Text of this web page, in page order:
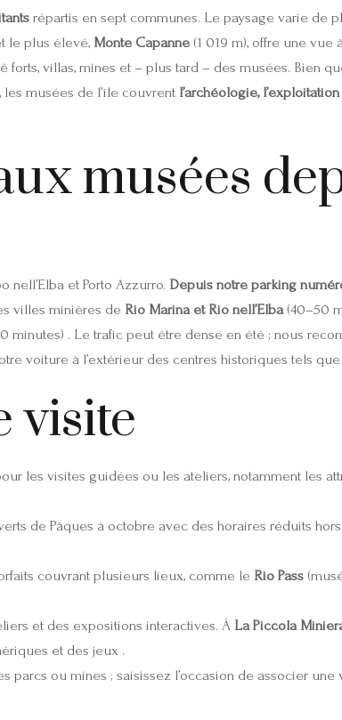
répartis en sept communes. Le paysage varie de
le plus élevé, Monte Capanne (1 019 m), offre une vue
forts, villas, mines et – plus tard – des musées. Bien
les musées de l’île couvrent l’archéologie,
musées
et Porto Azzurro. Depuis notre parking
villes minières de Rio Marina et Rio nell’Elba(40–50
minutes) . Le trafic peut être dense en été ; nous
voiture à l’extérieur des centres historiques tels
visite
les visites guidées ou les ateliers, notamment les
de Pâques à octobre avec des horaires réduits
couvrant plusieurs lieux, comme le Rio Pass
et des expositions interactives. À La Piccola
et des jeux .
parcs ou mines ; saisissez l’occasion de associer